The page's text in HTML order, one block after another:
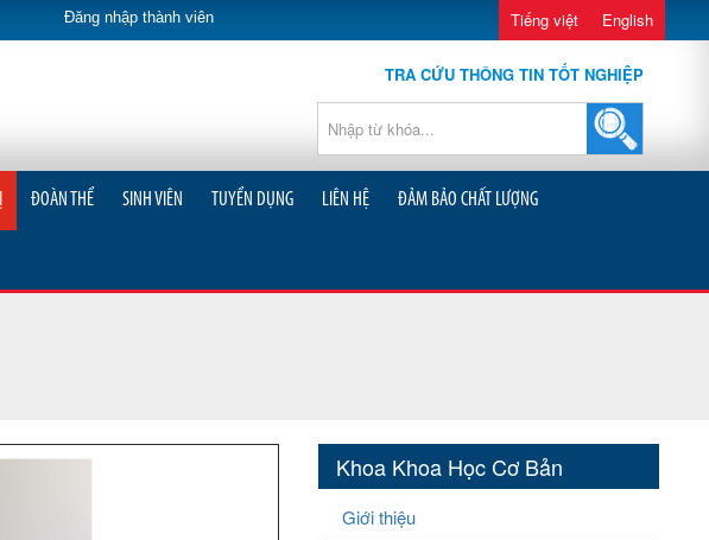
Đăng nhập thành viên Tiếng việt English
TRA CỨU THÔNG TIN TỐT NGHIỆP
ĐOÀN THỂ SINH VIÊN TUYỂN DỤNG LIÊN HỆ ĐẢM BẢO CHẤT LƯỢNG
Khoa Khoa Học Cơ Bản
Giới thiệu